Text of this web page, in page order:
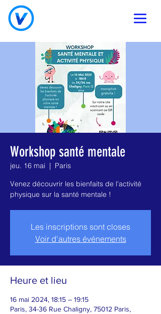
Workshop santé mentale
jeu. 16 mai
  |
Paris
Venez découvrir les bienfaits de l'activité
physique sur la santé mentale !
Les inscriptions sont closes
Voir d'autres événements
Heure et lieu
16 mai 2024, 18:15 – 19:15
Paris, 34-36 Rue Chaligny, 75012 Paris,